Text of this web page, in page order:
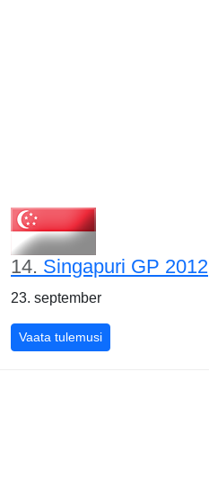
14. Singapuri GP 2012
23. september
Vaata tulemusiSingapuri GP 2012